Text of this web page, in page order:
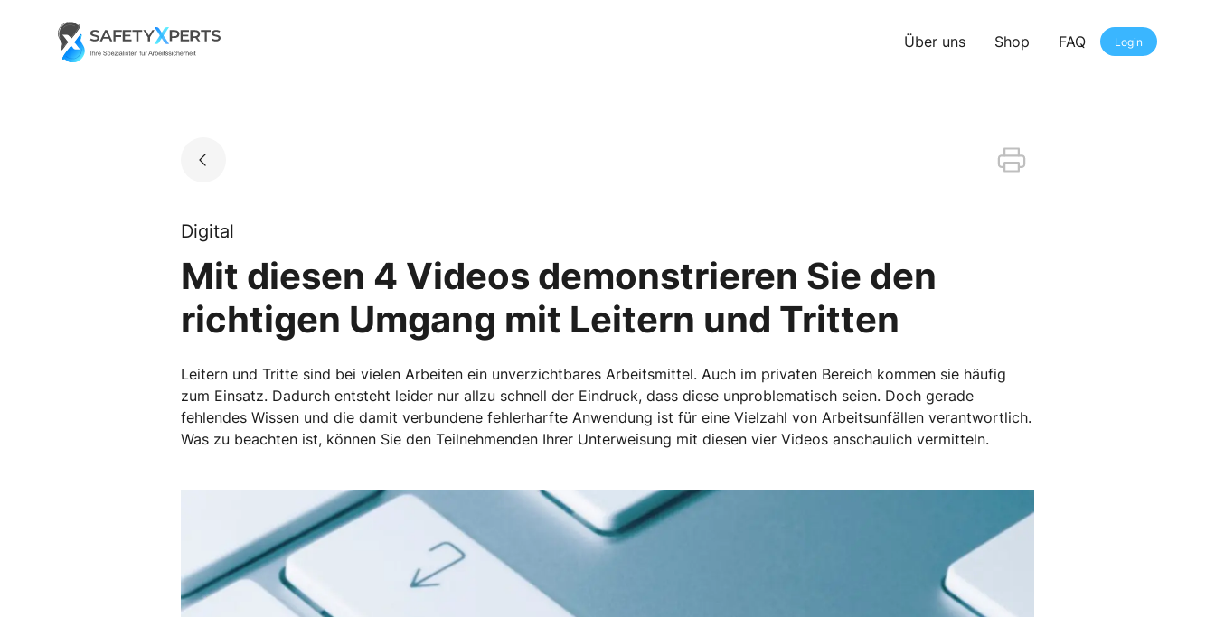
Go to landing page.
Über uns Shop FAQ Login
Digital
Mit diesen 4 Videos demonstrieren Sie den
richtigen Umgang mit Leitern und Tritten
Leitern und Tritte sind bei vielen Arbeiten ein unverzichtbares Arbeitsmittel. Auch im privaten Bereich kommen sie häufig
zum Einsatz. Dadurch entsteht leider nur allzu schnell der Eindruck, dass diese unproblematisch seien. Doch gerade
fehlendes Wissen und die damit verbundene fehlerharfte Anwendung ist für eine Vielzahl von Arbeitsunfällen verantwortlich.
Was zu beachten ist, können Sie den Teilnehmenden Ihrer Unterweisung mit diesen vier Videos anschaulich vermitteln.